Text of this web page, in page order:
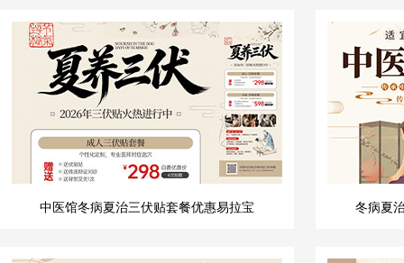
中医馆冬病夏治三伏贴套餐优惠易拉宝 冬病夏